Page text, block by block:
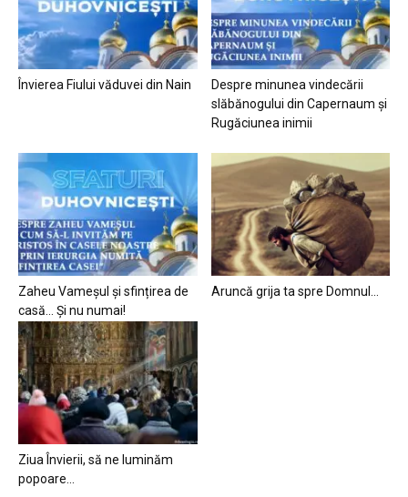
Învierea Fiului văduvei din Nain
Despre minunea vindecării
slăbănogului din Capernaum și
Rugăciunea inimii
Zaheu Vameșul și sfințirea de
casă… Și nu numai!
Aruncă grija ta spre Domnul…
Ziua Învierii, să ne luminăm
popoare…